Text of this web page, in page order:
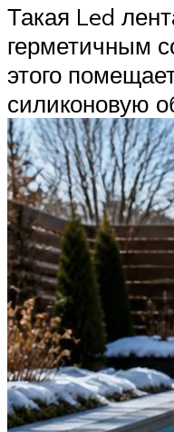
Такая Led
герметичным
этого
силиконовую